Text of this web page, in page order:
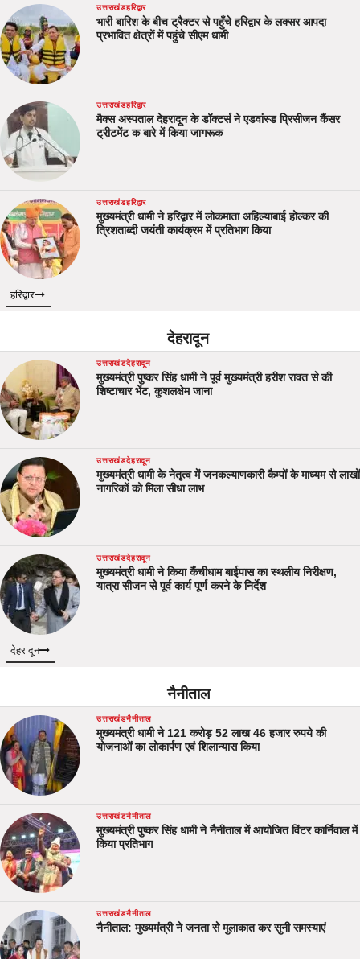
उत्तराखंडहरिद्वार
भारी बारिश के बीच ट्रैक्टर से पहुँचे हरिद्वार के लक्सर आपदा
प्रभावित क्षेत्रों में पहुंचे सीएम धामी
उत्तराखंडहरिद्वार
मैक्स अस्पताल देहरादून के डॉक्टर्स ने एडवांस्ड प्रिसीजन कैंसर
ट्रीटमेंट क बारे में किया जागरूक
उत्तराखंडहरिद्वार
मुख्यमंत्री धामी ने हरिद्वार में लोकमाता अहिल्याबाई होल्कर की
त्रिशताब्दी जयंती कार्यक्रम में प्रतिभाग किया
हरिद्वार
देहरादून
उत्तराखंडदेहरादून
मुख्यमंत्री पुष्कर सिंह धामी ने पूर्व मुख्यमंत्री हरीश रावत से की
शिष्टाचार भेंट, कुशलक्षेम जाना
उत्तराखंडदेहरादून
मुख्यमंत्री धामी के नेतृत्व में जनकल्याणकारी कैम्पों के माध्यम से लाखों
नागरिकों को मिला सीधा लाभ
उत्तराखंडदेहरादून
मुख्यमंत्री धामी ने किया कैंचीधाम बाईपास का स्थलीय निरीक्षण,
यात्रा सीजन से पूर्व कार्य पूर्ण करने के निर्देश
देहरादून
नैनीताल
उत्तराखंडनैनीताल
मुख्यमंत्री धामी ने 121 करोड़ 52 लाख 46 हजार रुपये की
योजनाओं का लोकार्पण एवं शिलान्यास किया
उत्तराखंडनैनीताल
मुख्यमंत्री पुष्कर सिंह धामी ने नैनीताल में आयोजित विंटर कार्निवाल में
किया प्रतिभाग
उत्तराखंडनैनीताल
नैनीताल: मुख्यमंत्री ने जनता से मुलाकात कर सुनी समस्याएं